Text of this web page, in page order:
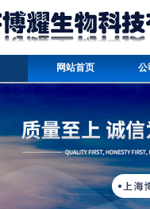
网站首页 公